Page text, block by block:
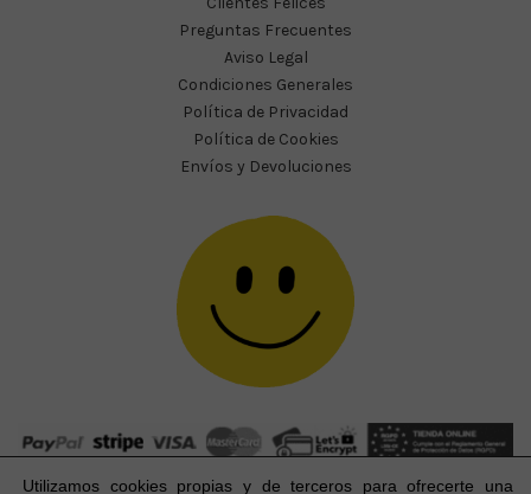
Preguntas Frecuentes
Aviso Legal
Condiciones Generales
Política de Privacidad
Política de Cookies
Envíos y Devoluciones
Utilizamos cookies propias y de terceros para ofrecerte una